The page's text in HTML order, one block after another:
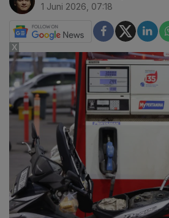
1 Juni 2026, 07:18
X